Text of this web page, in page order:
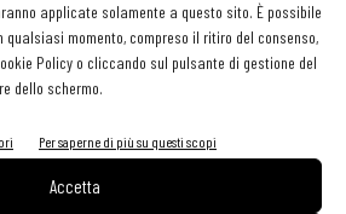
applicate solamente a questo sito. È possibile
momento, compreso il ritiro del consenso,
Policy o cliccando sul pulsante di gestione del
dello schermo.
Per saperne di più su questi scopi
Accetta
più breve e per questo meno di appeal
nel calice lo scorrere del tempo.
come il nostro la clientela è per la
è abituata a scegliere sempre l’opzione all